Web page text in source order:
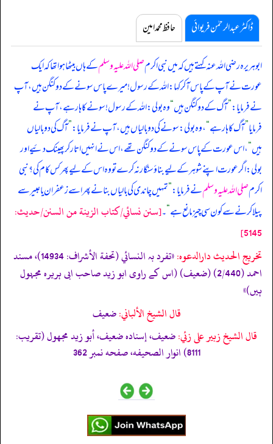
ڈاکٹر عبدالرحمٰن فریوائی حافظ محمد امین
ابوہریرہ رضی اللہ عنہ کہتے ہیں کہمیں نبی اکرمصلی اللہ علیہ وسلمکے ہاں بیٹھا ہوا تھا کہ ایک
عورت نے آپ کے پاس آ کر کہا: اللہ کے رسول! میرے پاس سونے کے دو کنگن ہیں، آپ
نے فرمایا:”آگ کے دو کنگن ہیں“وہ بولی: اللہ کے رسول! سونے کا ہار ہے، آپ نے
فرمایا”آگ کا ہار ہے“، وہ بولی: سونے کی دو بالیاں ہیں، آپ نے فرمایا:”آگ کی دو بالیاں
ہیں“، اس عورت کے پاس سونے کے دو کنگن تھے، اس نے انہیں اتار کر پھینک دئیے اور
بولی: اگر عورت اپنے شوہر کے لیے بناؤ سنگار نہ کرے تو وہ اس کے لیے پھر کس کام کی؟ نبی
اکرمصلی اللہ علیہ وسلمنے فرمایا:”تمہیں چاندی کی بالیاں بنانے پھر اسے زعفران یا عبیر سے
پیلا کرنے سے کون سی چیز مانع ہے“۔[سنن نسائي/كتاب الزينة من السنن/حدیث:
5145]
تخریج الحدیث دارالدعوہ:
«تفرد بہ النسائي (تحفة الأشراف: 14934)، مسند
احمد (2/440) (ضعیف) (اس کے راوی ابو زید صاحب ابی ہریرہ مجہول
ہیں)»
قال الشيخ الألباني:ضعيف
قال الشيخ زبير على زئي:ضعيف، إسناده ضعيف، أبو زيد مجهول (تقريب:
8111) انوار الصحيفه، صفحه نمبر 362